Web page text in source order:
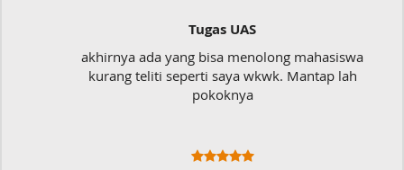
Tugas UAS
akhirnya ada yang bisa menolong mahasiswa
kurang teliti seperti saya wkwk. Mantap lah
pokoknya